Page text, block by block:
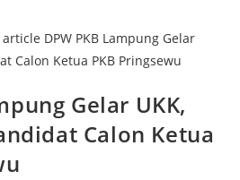
Gelar UKK,
Calon Ketua